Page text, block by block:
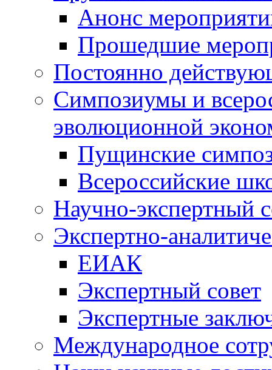
Анонс
Прошедшие
Постоянно
Симпозиумы и
эволюционной
Пущинские
Всероссийские
Научно-экспертный
Экспертно-
ЕИАК
Экспертный совет
Экспертные
Международное